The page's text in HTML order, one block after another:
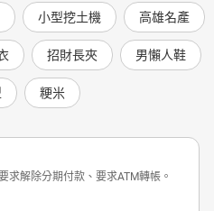
小型挖土機 高雄名產
招財長夾 男懶人鞋
粳米
求解除分期付款、要求ATM轉帳。